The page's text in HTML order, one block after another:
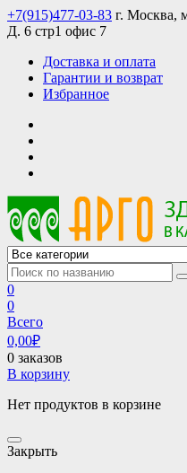
Skip
to
+7(915)477-03-83 г. Москва,
Д. 6 стр1 офис 7
Доставка и оплата
Гарантии и возврат
Избранное
АРГО интернет магазин,
АРГО каталог каталог
0
0
Всего
0,00₽
0 заказов
В корзину
Нет продуктов в корзине
Закрыть